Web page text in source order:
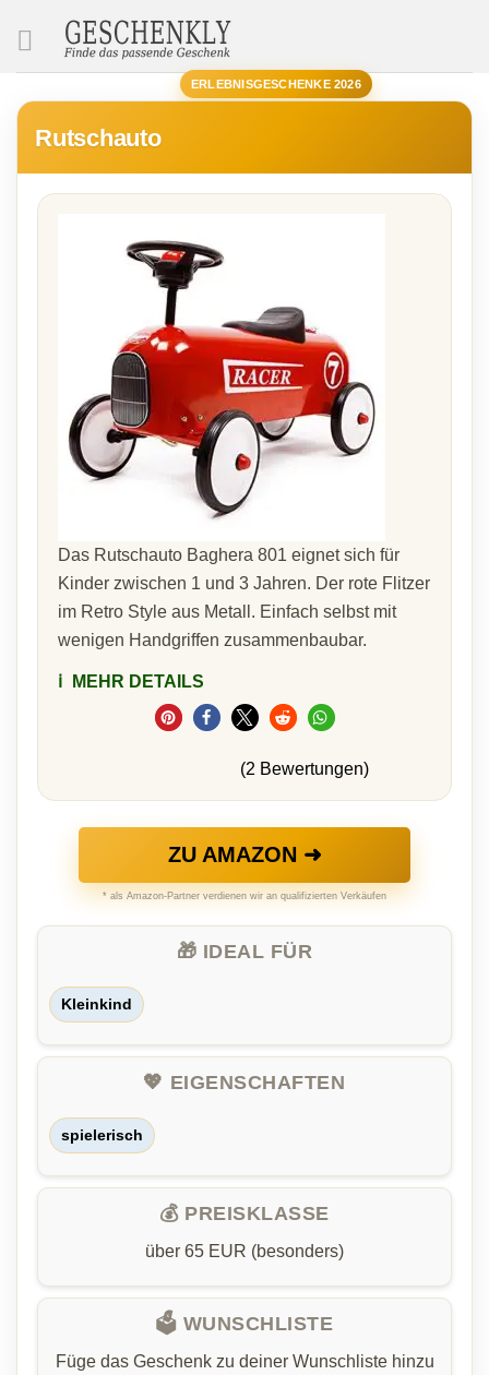
ERLEBNISGESCHENKE 2026
Rutschauto
Das Rutschauto Baghera 801 eignet sich für
Kinder zwischen 1 und 3 Jahren. Der rote Flitzer
im Retro Style aus Metall. Einfach selbst mit
wenigen Handgriffen zusammenbaubar.
ℹ️ MEHR DETAILS
(2 Bewertungen)
ZU AMAZON ➜
* als Amazon-Partner verdienen wir an qualifizierten Verkäufen
🎁 IDEAL FÜR
Kleinkind
💖 EIGENSCHAFTEN
spielerisch
💰 PREISKLASSE
über 65 EUR (besonders)
🗳️ WUNSCHLISTE
Füge das Geschenk zu deiner Wunschliste hinzu